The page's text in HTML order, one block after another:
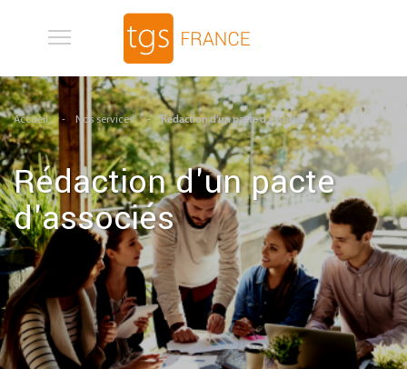
Aller au contenu principal
Accueil Nos services Rédaction d'un pacte d'associés
Rédaction d'un pacte
d'associés